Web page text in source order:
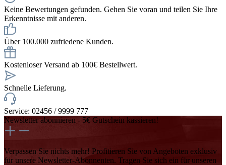
Keine Bewertungen gefunden. Gehen Sie voran und teilen Sie Ihre
Erkenntnisse mit anderen.
Über 100.000 zufriedene Kunden.
Kostenloser Versand ab 100€ Bestellwert.
Schnelle Lieferung.
Service: 02456 / 9999 777
Newsletter abonnieren - 5€ Gutschein kassieren!
Verpassen Sie nichts mehr! Profitieren Sie von Angeboten exklusiv
für unsere Newsletter-Abonnenten. Tragen Sie sich ein für unseren